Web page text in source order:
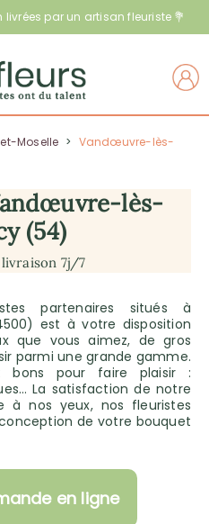
par un artisan fleuriste 💐
Moselle > Vandœuvre-lès-
lès-
(54)
7j/7
partenaires situés à
est à votre disposition
que vous aimez, de gros
parmi une grande gamme.
bons pour faire plaisir :
La satisfaction de notre
à nos yeux, nos fleuristes
de votre bouquet
en ligne